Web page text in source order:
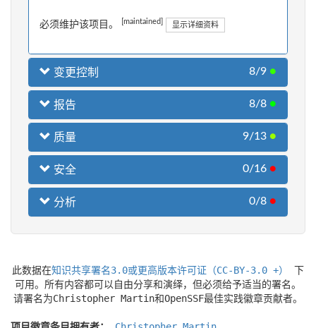
必须维护该项目。 [maintained] 显示详细资料
变更控制 8/9 ●
报告 8/8 ●
质量 9/13 ●
安全 0/16 ●
分析 0/8 ●
此数据在知识共享署名3.0或更高版本许可证（CC-BY-3.0 +）
下
可用。所有内容都可以自由分享和演绎，但必须给予适当的署名。
请署名为Christopher Martin和OpenSSF最佳实践徽章贡献者。